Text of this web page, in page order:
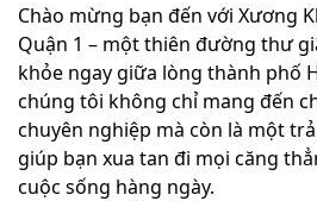
Chào mừng bạn đến với Xương
Quận 1 – một thiên đường thư
khỏe ngay giữa lòng thành phố
chúng tôi không chỉ mang đến
chuyên nghiệp mà còn là một
giúp bạn xua tan đi mọi căng
cuộc sống hàng ngày.